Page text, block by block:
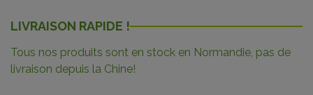
LIVRAISON RAPIDE !
Tous nos produits sont en stock en Normandie, pas de
livraison depuis la Chine!